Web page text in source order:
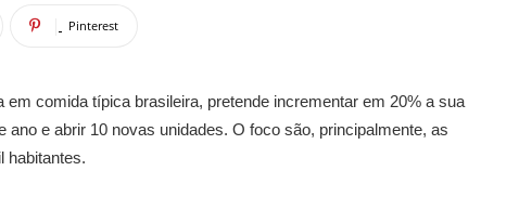
Pinterest
em comida típica brasileira, pretende incrementar em 20% a sua
ano e abrir 10 novas unidades. O foco são, principalmente, as
habitantes.